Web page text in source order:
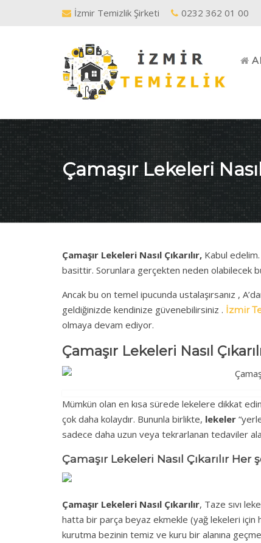
İzmir Temizlik Şirketi 0232 362 01 00
Çamaşır Lekeleri Nasıl
Çamaşır Lekeleri Nasıl Çıkarılır, Kabul
basittir. Sorunlara gerçekten neden olabilecek
Ancak bu on temel ipucunda ustalaşırsanız ,
geldiğinizde kendinize güvenebilirsiniz . İzmir
olmaya devam ediyor.
Çamaşır Lekeleri Nasıl
Mümkün olan en kısa sürede lekelere dikkat
çok daha kolaydır. Bununla birlikte, lekeler
sadece daha uzun veya tekrarlanan tedaviler
Çamaşır Lekeleri Nasıl Çıkarılır Her
Çamaşır Lekeleri Nasıl Çıkarılır, Taze sıvı
hatta bir parça beyaz ekmekle (yağ lekeleri için
kurutma bezinin temiz ve kuru bir alanına